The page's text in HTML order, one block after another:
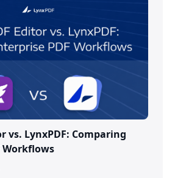
vs. LynxPDF: Comparing
Workflows